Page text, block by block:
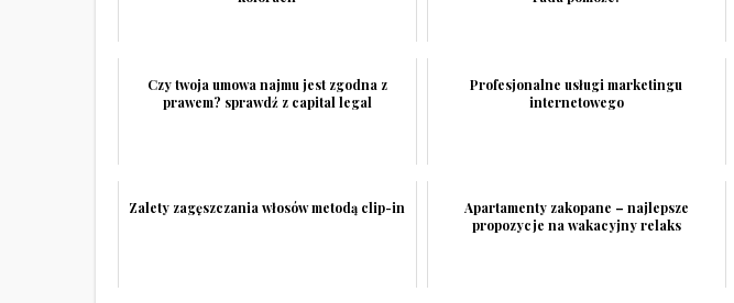
Czy twoja umowa najmu jest zgodna z
prawem? sprawdź z capital legal
Profesjonalne usługi marketingu
internetowego
Zalety zagęszczania włosów metodą clip-in
Apartamenty zakopane – najlepsze
propozycje na wakacyjny relaks